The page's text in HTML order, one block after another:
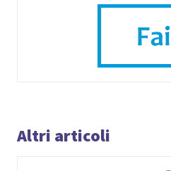
Altri articoli